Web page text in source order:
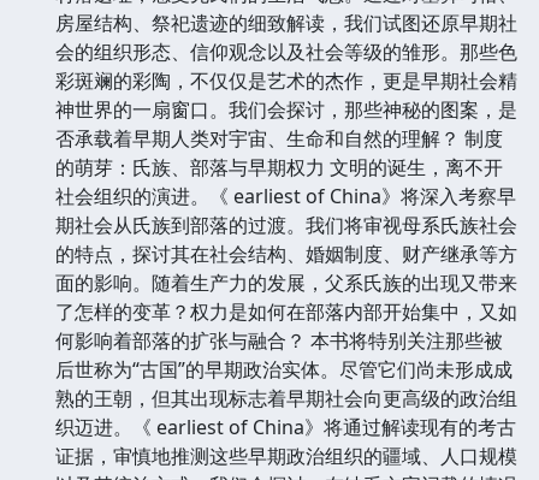
房屋结构、祭祀遗迹的细致解读，我们试图还原早期社
会的组织形态、信仰观念以及社会等级的雏形。那些色
彩斑斓的彩陶，不仅仅是艺术的杰作，更是早期社会精
神世界的一扇窗口。我们会探讨，那些神秘的图案，是
否承载着早期人类对宇宙、生命和自然的理解？ 制度
的萌芽：氏族、部落与早期权力 文明的诞生，离不开
社会组织的演进。《 earliest of China》将深入考察早
期社会从氏族到部落的过渡。我们将审视母系氏族社会
的特点，探讨其在社会结构、婚姻制度、财产继承等方
面的影响。随着生产力的发展，父系氏族的出现又带来
了怎样的变革？权力是如何在部落内部开始集中，又如
何影响着部落的扩张与融合？ 本书将特别关注那些被
后世称为“古国”的早期政治实体。尽管它们尚未形成成
熟的王朝，但其出现标志着早期社会向更高级的政治组
织迈进。《 earliest of China》将通过解读现有的考古
证据，审慎地推测这些早期政治组织的疆域、人口规模